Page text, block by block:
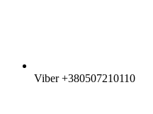
Viber +380507210110